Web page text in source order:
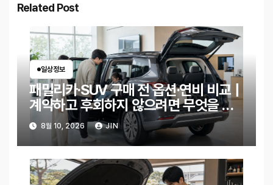
Related Post
일상정보
패밀리카·SUV 구매 전 옵션·연비 비교｜
계약하고 후회하지 않으려면 무엇을 확
인해야 할까?
8월 10, 2026 JIN